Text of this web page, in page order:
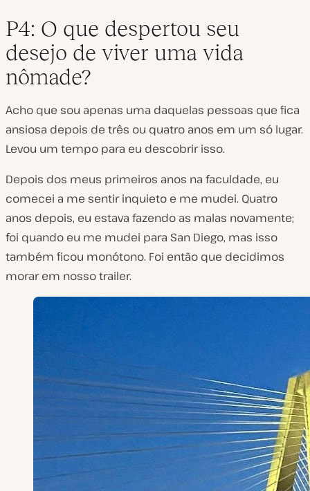
P4: O que despertou seu
desejo de viver uma vida
nômade?
Acho que sou apenas uma daquelas pessoas que fica
ansiosa depois de três ou quatro anos em um só lugar.
Levou um tempo para eu descobrir isso.
Depois dos meus primeiros anos na faculdade, eu
comecei a me sentir inquieto e me mudei. Quatro
anos depois, eu estava fazendo as malas novamente;
foi quando eu me mudei para San Diego, mas isso
também ficou monótono. Foi então que decidimos
morar em nosso trailer.